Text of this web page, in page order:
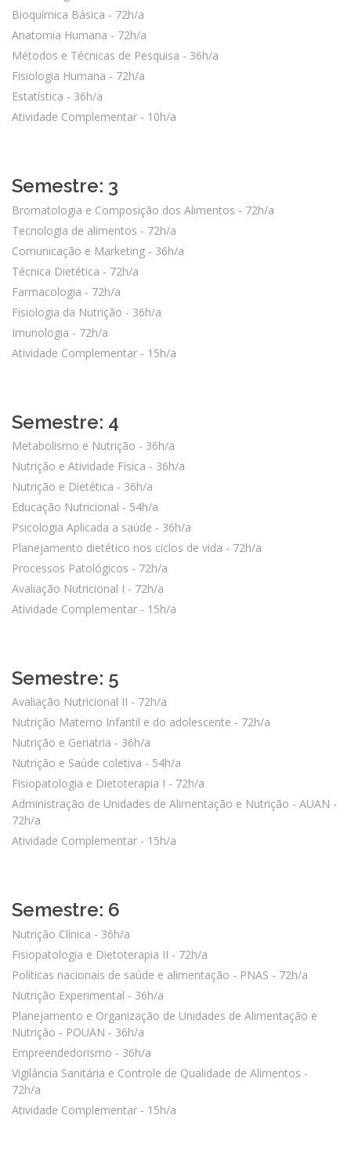
Bioquímica Básica - 72h/a
Anatomia Humana - 72h/a
Métodos e Técnicas de Pesquisa - 36h/a
Fisiologia Humana - 72h/a
Estatística - 36h/a
Atividade Complementar - 10h/a
Semestre: 3
Bromatologia e Composição dos Alimentos - 72h/a
Tecnologia de alimentos - 72h/a
Comunicação e Marketing - 36h/a
Técnica Dietética - 72h/a
Farmacologia - 72h/a
Fisiologia da Nutrição - 36h/a
Imunologia - 72h/a
Atividade Complementar - 15h/a
Semestre: 4
Metabolismo e Nutrição - 36h/a
Nutrição e Atividade Física - 36h/a
Nutrição e Dietética - 36h/a
Educação Nutricional - 54h/a
Psicologia Aplicada a saúde - 36h/a
Planejamento dietético nos ciclos de vida - 72h/a
Processos Patológicos - 72h/a
Avaliação Nutricional I - 72h/a
Atividade Complementar - 15h/a
Semestre: 5
Avaliação Nutricional II - 72h/a
Nutrição Materno Infantil e do adolescente - 72h/a
Nutrição e Geriatria - 36h/a
Nutrição e Saúde coletiva - 54h/a
Fisiopatologia e Dietoterapia I - 72h/a
Administração de Unidades de Alimentação e Nutrição - AUAN -
72h/a
Atividade Complementar - 15h/a
Semestre: 6
Nutrição Clínica - 36h/a
Fisiopatologia e Dietoterapia II - 72h/a
Políticas nacionais de saúde e alimentação - PNAS - 72h/a
Nutrição Experimental - 36h/a
Planejamento e Organização de Unidades de Alimentação e
Nutrição - POUAN - 36h/a
Empreendedorismo - 36h/a
Vigilância Sanitária e Controle de Qualidade de Alimentos -
72h/a
Atividade Complementar - 15h/a